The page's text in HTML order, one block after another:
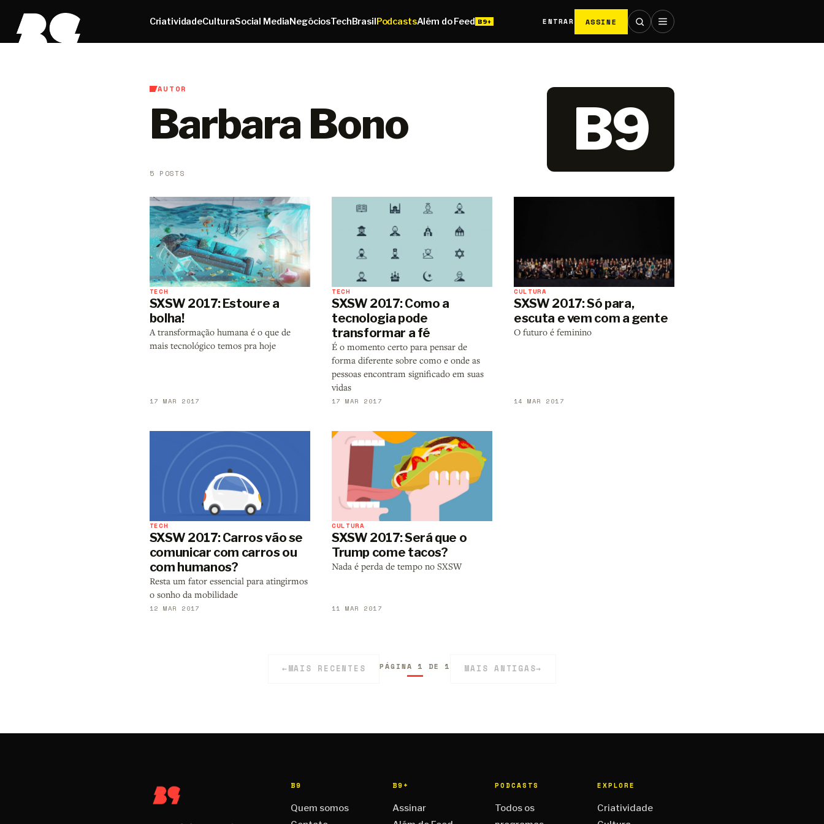
CriatividadeCulturaSocial MediaNegóciosTechBrasilPodcastsAlém do Feed ENTRAR ASSINE
AUTOR
Barbara Bono
5 POSTS
B9
TECH
SXSW 2017: Estoure a
bolha!
A transformação humana é o que de
mais tecnológico temos pra hoje
17 MAR 2017
TECH
SXSW 2017: Como a
tecnologia pode
transformar a fé
É o momento certo para pensar de
forma diferente sobre como e onde as
pessoas encontram significado em suas
vidas
17 MAR 2017
CULTURA
SXSW 2017: Só para,
escuta e vem com a gente
O futuro é feminino
14 MAR 2017
TECH
SXSW 2017: Carros vão se
comunicar com carros ou
com humanos?
Resta um fator essencial para atingirmos
o sonho da mobilidade
12 MAR 2017
CULTURA
SXSW 2017: Será que o
Trump come tacos?
Nada é perda de tempo no SXSW
11 MAR 2017
←MAIS RECENTES PÁGINA 1 DE 1 MAIS ANTIGAS→
B9
Quem somos
B9+
Assinar
PODCASTS
Todos os
EXPLORE
Criatividade